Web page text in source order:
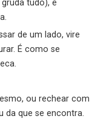
tudo), e
É como se
da que se encontra.